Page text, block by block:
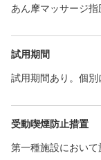
あん摩マッサージ
試用期間
試用期間あり。個別
受動喫煙防止措置
第一種施設におい